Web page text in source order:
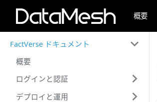
概要
FactVerse ドキュメント
概要
ログインと認証
デプロイと運用